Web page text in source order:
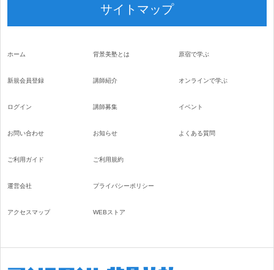
サイトマップ
ホーム
新規会員登録
ログイン
お問い合わせ
背景美塾とは
講師紹介
講師募集
お知らせ
原宿で学ぶ
オンラインで学ぶ
イベント
よくある質問
ご利用ガイド
運営会社
アクセスマップ
ご利用規約
プライバシーポリシー
WEBストア